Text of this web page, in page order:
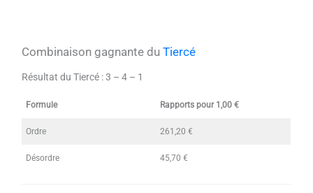
Combinaison gagnante duTiercé
Résultat du Tiercé : 3 – 4 – 1
Formule Rapports pour 1,00 €
Ordre 261,20 €
Désordre 45,70 €